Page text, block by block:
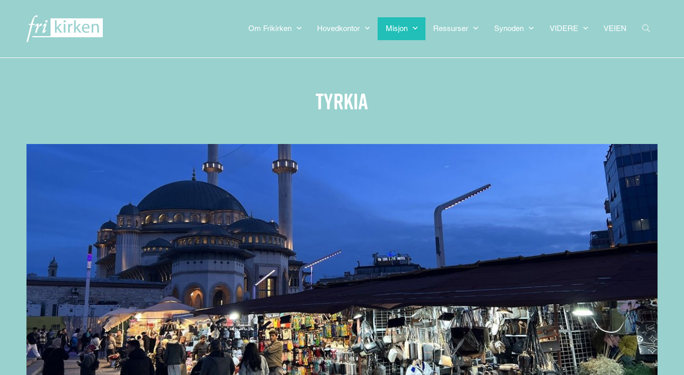
Om Frikirken Hovedkontor Misjon Ressurser Synoden VIDERE VEIEN
Tyrkia